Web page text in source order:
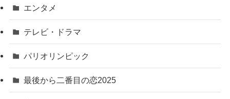
エンタメ
テレビ・ドラマ
パリオリンピック
最後から二番目の恋2025